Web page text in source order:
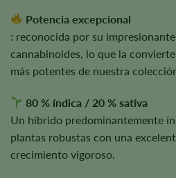
Potencia excepcional
: reconocida por su
cannabinoides, lo que la
más potentes de nuestra
80 % índica / 20 % sativa
Un híbrido predominantemente
plantas robustas con una
crecimiento vigoroso.